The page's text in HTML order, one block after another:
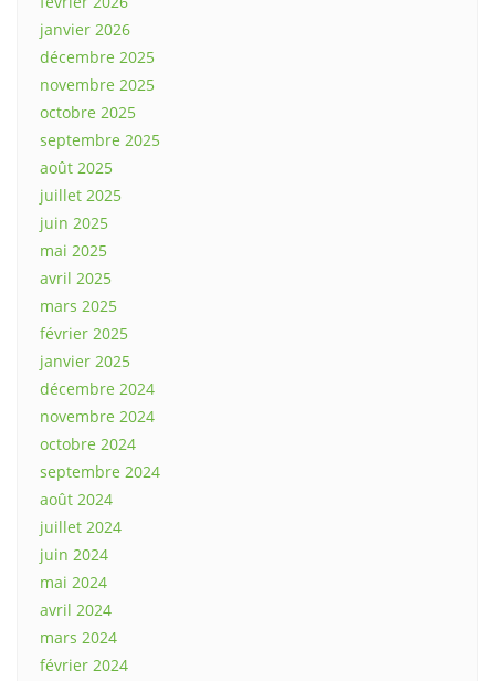
janvier 2026
décembre 2025
novembre 2025
octobre 2025
septembre 2025
août 2025
juillet 2025
juin 2025
mai 2025
avril 2025
mars 2025
février 2025
janvier 2025
décembre 2024
novembre 2024
octobre 2024
septembre 2024
août 2024
juillet 2024
juin 2024
mai 2024
avril 2024
mars 2024
février 2024